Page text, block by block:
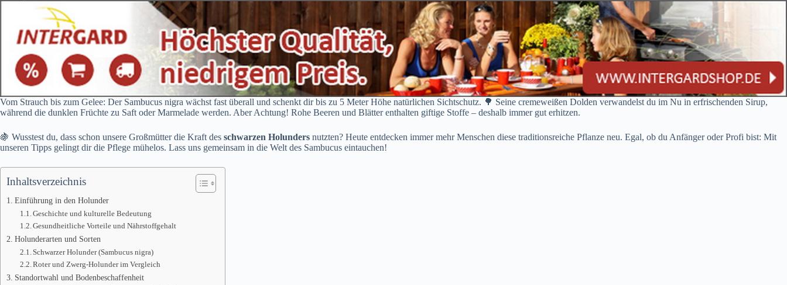
Vom Strauch bis zum Gelee: Der Sambucus nigra wächst fast überall und schenkt dir bis zu 5 Meter Höhe natürlichen Sichtschutz. 🌳 Seine cremeweißen Dolden verwandelst du im Nu in erfrischenden Sirup,
während die dunklen Früchte zu Saft oder Marmelade werden. Aber Achtung! Rohe Beeren und Blätter enthalten giftige Stoffe – deshalb immer gut erhitzen.
🍇 Wusstest du, dass schon unsere Großmütter die Kraft des schwarzen Holunders nutzten? Heute entdecken immer mehr Menschen diese traditionsreiche Pflanze neu. Egal, ob du Anfänger oder Profi bist: Mit
unseren Tipps gelingt dir die Pflege mühelos. Lass uns gemeinsam in die Welt des Sambucus eintauchen!
Inhaltsverzeichnis
Einführung in den Holunder
Geschichte und kulturelle Bedeutung
Gesundheitliche Vorteile und Nährstoffgehalt
Holunderarten und Sorten
Schwarzer Holunder (Sambucus nigra)
Roter und Zwerg-Holunder im Vergleich
Standortwahl und Bodenbeschaffenheit